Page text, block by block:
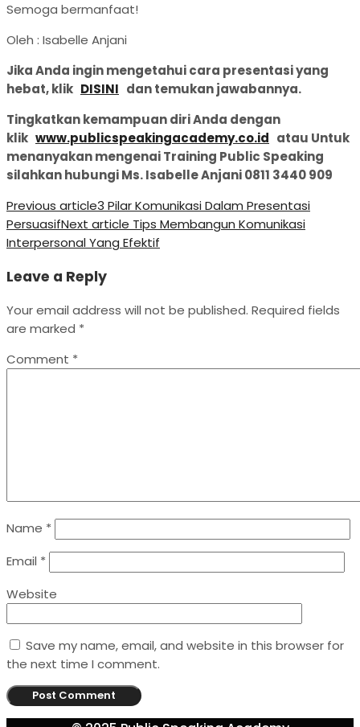
Semoga bermanfaat!
Oleh : Isabelle Anjani
Jika Anda ingin mengetahui cara presentasi yang
hebat, klik DISINI dan temukan jawabannya.
Tingkatkan kemampuan diri Anda dengan
klik www.publicspeakingacademy.co.id atau Untuk
menanyakan mengenai Training Public Speaking
silahkan hubungi Ms. Isabelle Anjani 0811 3440 909
Previous article3 Pilar Komunikasi Dalam Presentasi
PersuasifNext article Tips Membangun Komunikasi
Interpersonal Yang Efektif
Leave a Reply
Your email address will not be published. Required fields
are marked *
Comment *
Name *
Email *
Website
Save my name, email, and website in this browser for
the next time I comment.